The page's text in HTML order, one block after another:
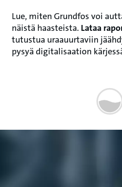
Lue, miten Grundfos voi
näistä haasteista. Lataa
tutustua uraauurtaviin
pysyä digitalisaation